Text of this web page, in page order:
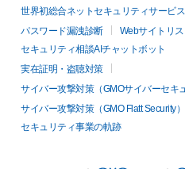
世界初総合ネットセキュリティサービ
パスワード漏洩診断
Webサイトリ
セキュリティ相談AIチャットボット
実在証明・盗聴対策
サイバー攻撃対策（GMOサイバーセキ
サイバー攻撃対策（GMO Flatt Security）
セキュリティ事業の軌跡